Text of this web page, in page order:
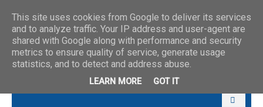
This site uses cookies from Google to deliver its services
and to analyze traffic. Your IP address and user-agent are
shared with Google along with performance and security
metrics to ensure quality of service, generate usage
statistics, and to detect and address abuse.
LEARN MORE GOT IT